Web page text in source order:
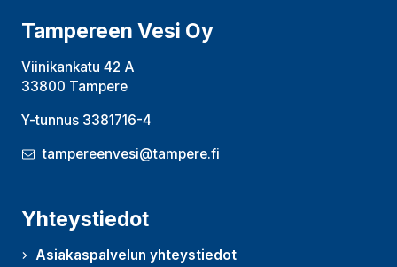
Tampereen Vesi Oy
Viinikankatu 42 A
33800 Tampere
Y-tunnus 3381716-4
tampereenvesi@tampere.fi
Yhteystiedot
Asiakaspalvelun yhteystiedot